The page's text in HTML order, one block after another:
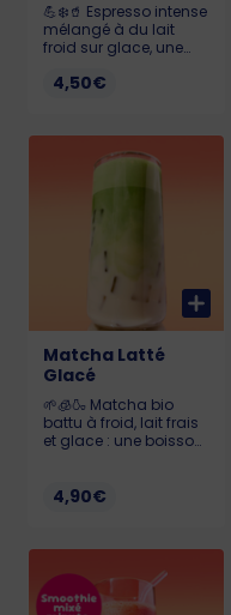
💪❄️🥤 Espresso intense
mélangé à du lait
froid sur glace, une
revigorante. 425ml.
4,50€
Matcha Latté
Glacé
🌱🧊🍶 Matcha bio
battu à froid, lait frais
et glace : une boisson
426ml.
4,90€